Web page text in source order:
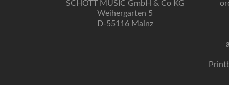
SCHOTT MUSIC GmbH & Co KG
Weihergarten 5
D-55116 Mainz